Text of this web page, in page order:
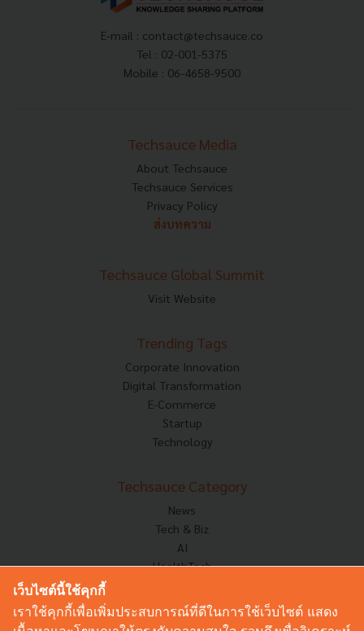
E-mail : contact@techsauce.co
Tel : 02-001-5375
Mobile : 06-4658-9500
Techsauce Media
About Techsauce
Techsauce Services
Privacy Policy
ส่งบทความ
Techsauce Global Summit
Visit Website
Trending Tags
Corporate Innovation
Digital Transformation
E-Commerce
Startup
Technology
Techsauce Category
News
Tech & Biz
AI
HealthTech
Corp Innov
Saucy Thoughts
เว็บไซต์นี้ใช้คุกกี้
เราใช้คุกกี้เพื่อเพิ่มประสบการณ์ที่ดีในการใช้เว็บไซต์ แสดง